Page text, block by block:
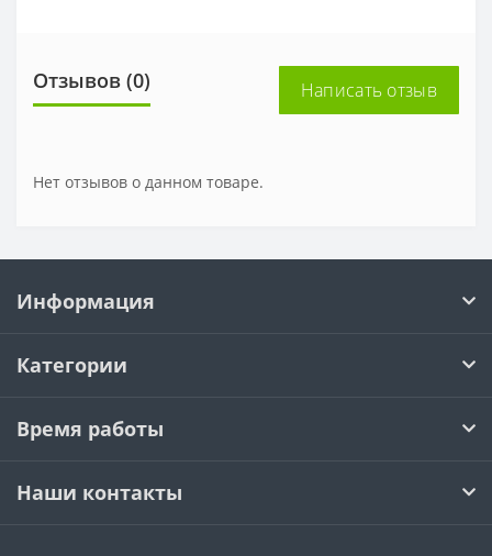
Отзывов (0) Написать отзыв
Нет отзывов о данном товаре.
Информация
Категории
Время работы
Наши контакты